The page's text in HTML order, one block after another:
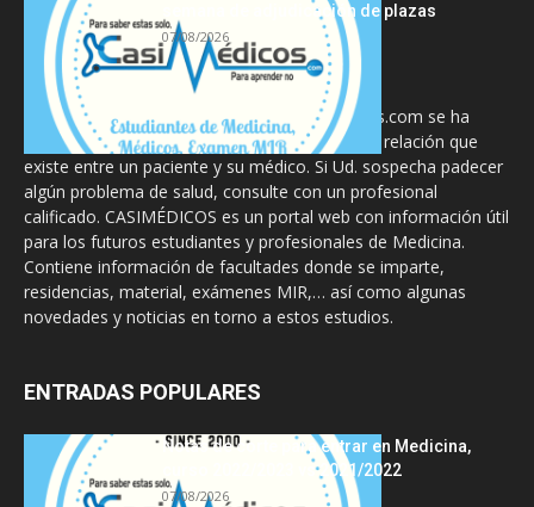
semana de adjudicación de plazas
07/08/2026
La información proporcionada en CasiMedicos.com se ha
diseñado para complementar, no substituir, la relación que
existe entre un paciente y su médico. Si Ud. sospecha padecer
algún problema de salud, consulte con un profesional
calificado. CASIMÉDICOS es un portal web con información útil
para los futuros estudiantes y profesionales de Medicina.
Contiene información de facultades donde se imparte,
residencias, material, exámenes MIR,… así como algunas
novedades y noticias en torno a estos estudios.
ENTRADAS POPULARES
Notas de corte para entrar en Medicina,
curso 2022/2023 vs 2021/2022
07/08/2026